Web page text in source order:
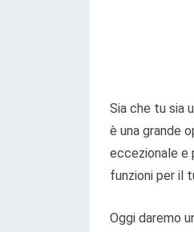
Sia che tu sia
è una grande
eccezionale e
funzioni per il
Oggi daremo